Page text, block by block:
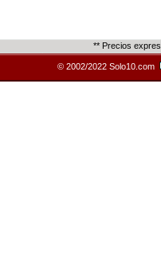
** Precios
© 2002/2022 Solo10.com